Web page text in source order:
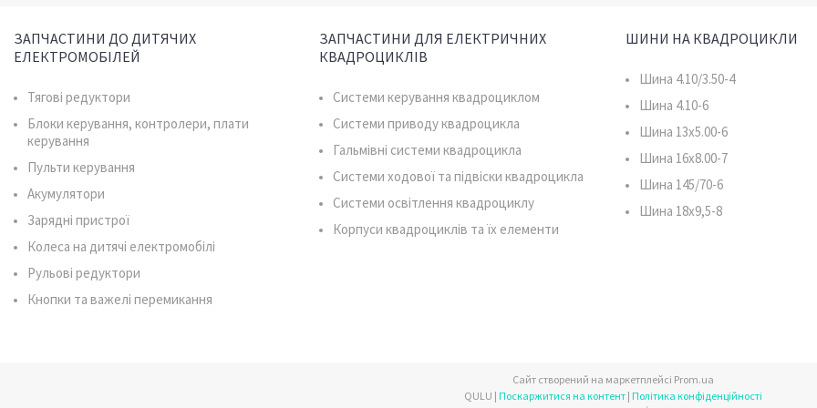
ЗАПЧАСТИНИ ДО ДИТЯЧИХ
ЕЛЕКТРОМОБІЛЕЙ
Тягові редуктори
Блоки керування, контролери, плати
керування
Пульти керування
Акумулятори
Зарядні пристрої
Колеса на дитячі електромобілі
Рульові редуктори
Кнопки та важелі перемикання
ЗАПЧАСТИНИ ДЛЯ ЕЛЕКТРИЧНИХ
КВАДРОЦИКЛІВ
Системи керування квадроциклом
Системи приводу квадроцикла
Гальмівні системи квадроцикла
Системи ходової та підвіски квадроцикла
Системи освітлення квадроциклу
Корпуси квадроциклів та їх елементи
ШИНИ НА КВАДРОЦИКЛИ
Шина 4.10/3.50-4
Шина 4.10-6
Шина 13x5.00-6
Шина 16x8.00-7
Шина 145/70-6
Шина 18x9,5-8
Сайт створений на маркетплейсі Prom.ua
QULU | Поскаржитися на контент | Політика конфіденційності